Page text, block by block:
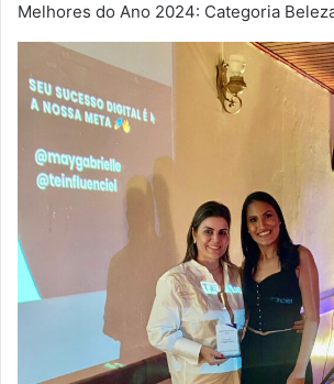
Melhores do Ano 2024: Categoria